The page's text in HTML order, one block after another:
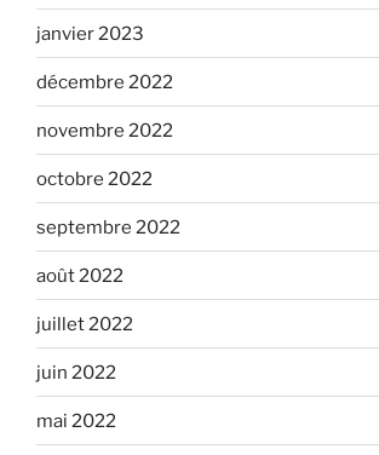
janvier 2023
décembre 2022
novembre 2022
octobre 2022
septembre 2022
août 2022
juillet 2022
juin 2022
mai 2022